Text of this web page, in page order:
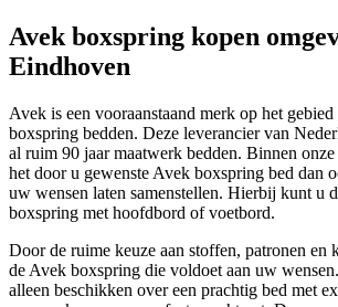
Avek boxspring kopen
Eindhoven
Avek is een vooraanstaand merk op het
boxspring bedden. Deze leverancier van
al ruim 90 jaar maatwerk bedden. Binnen
het door u gewenste Avek boxspring bed dan
uw wensen laten samenstellen. Hierbij kunt u
boxspring met hoofdbord of voetbord.
Door de ruime keuze aan stoffen, patronen en
de Avek boxspring die voldoet aan uw
alleen beschikken over een prachtig bed met